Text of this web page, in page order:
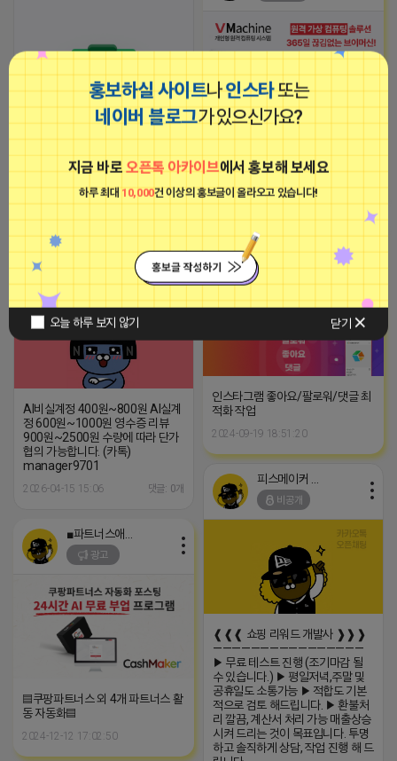
홍보하실 사이트나인스타또는
네이버 블로그가 있으신가요?
지금 바로오픈톡 아카이브에서 홍보해 보세요
하루 최대10,000건 이상의 홍보글이 올라오고 있습니다!
오늘 하루 보지 않기 닫기
2026-04-15 17:15 댓글: 0개
터 서비스
2023-09-05 19:01:58
광고
인스타그램 좋아요/팔로워/댓글 최
적화 작업
2024-09-19 18:51:20
피스메이커 프로도
AI비실계정 400원~800원 AI실계
정 600원~1000원 영수증 리뷰
900원~2500원 수량에 따라 단가
협의 가능합니다. (카톡)
manager9701
2026-04-15 15:06 댓글: 0개
비공개
❰❰❰ 쇼핑 리워드 개발사 ❱❱❱
————————————————
▶ 무료 테스트 진행 (조기마감 될
수 있습니다.) ▶ 평일저녁,주말 및
공휴일도 소통가능 ▶ 적합도 기본
적으로 검토 해드립니다. ▶ 환불처
리 깔끔, 계산서 처리 가능 매출상승
시켜 드리는 것이 목표입니다. 투명
하고 솔직하게 상담, 작업 진행 해 드
광고
▤쿠팡파트너스 외 4개 파트너스 활
동 자동화▤
2024-12-12 17:02:50